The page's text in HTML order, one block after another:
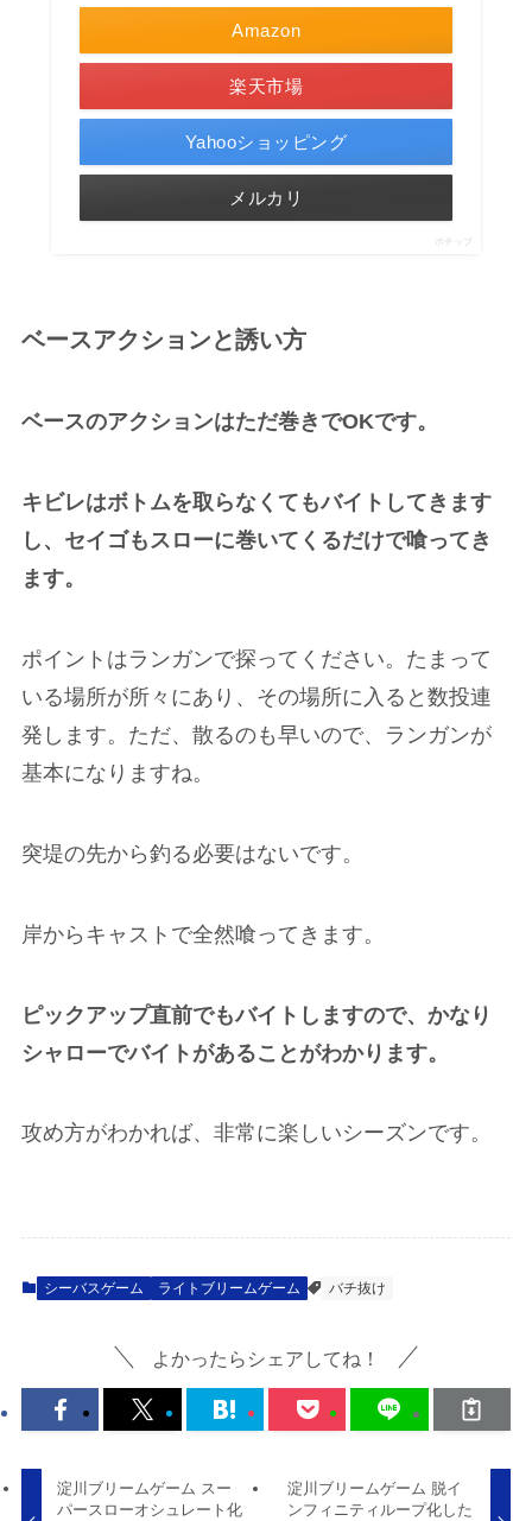
Amazon
楽天市場
Yahooショッピング
メルカリ
ポチップ
ベースアクションと誘い方
ベースのアクションはただ巻きでOKです。
キビレはボトムを取らなくてもバイトしてきます
し、セイゴもスローに巻いてくるだけで喰ってき
ます。
ポイントはランガンで探ってください。たまって
いる場所が所々にあり、その場所に入ると数投連
発します。ただ、散るのも早いので、ランガンが
基本になりますね。
突堤の先から釣る必要はないです。
岸からキャストで全然喰ってきます。
ピックアップ直前でもバイトしますので、かなり
シャローでバイトがあることがわかります。
攻め方がわかれば、非常に楽しいシーズンです。
シーバスゲーム ライトブリームゲーム バチ抜け
よかったらシェアしてね！
淀川ブリームゲーム スー
パースローオシュレート化
淀川ブリームゲーム 脱イ
ンフィニティループ化した